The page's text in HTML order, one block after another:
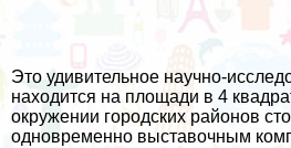
Это удивительное научно-
находится на площади в 4
окружении городских районов
одновременно выставочным